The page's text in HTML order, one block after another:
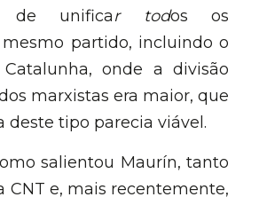
de unificar todos os
partido, incluindo o
onde a divisão
marxistas era maior, que
deste tipo parecia viável.
salientou Maurín, tanto
CNT e, mais recentemente,